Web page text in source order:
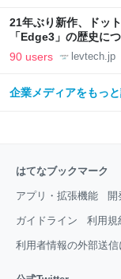
21年ぶり新作、ドッ
「Edge3」の歴史に
LAB
90 users levtech.jp
企業メディアをもっ
はてなブックマーク
アプリ・拡張機能 開
ガイドライン 利用規
利用者情報の外部送信